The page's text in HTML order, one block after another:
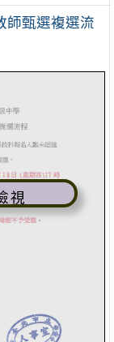
師甄選複選流
視